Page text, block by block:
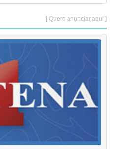
[ Quero anunciar aqui ]